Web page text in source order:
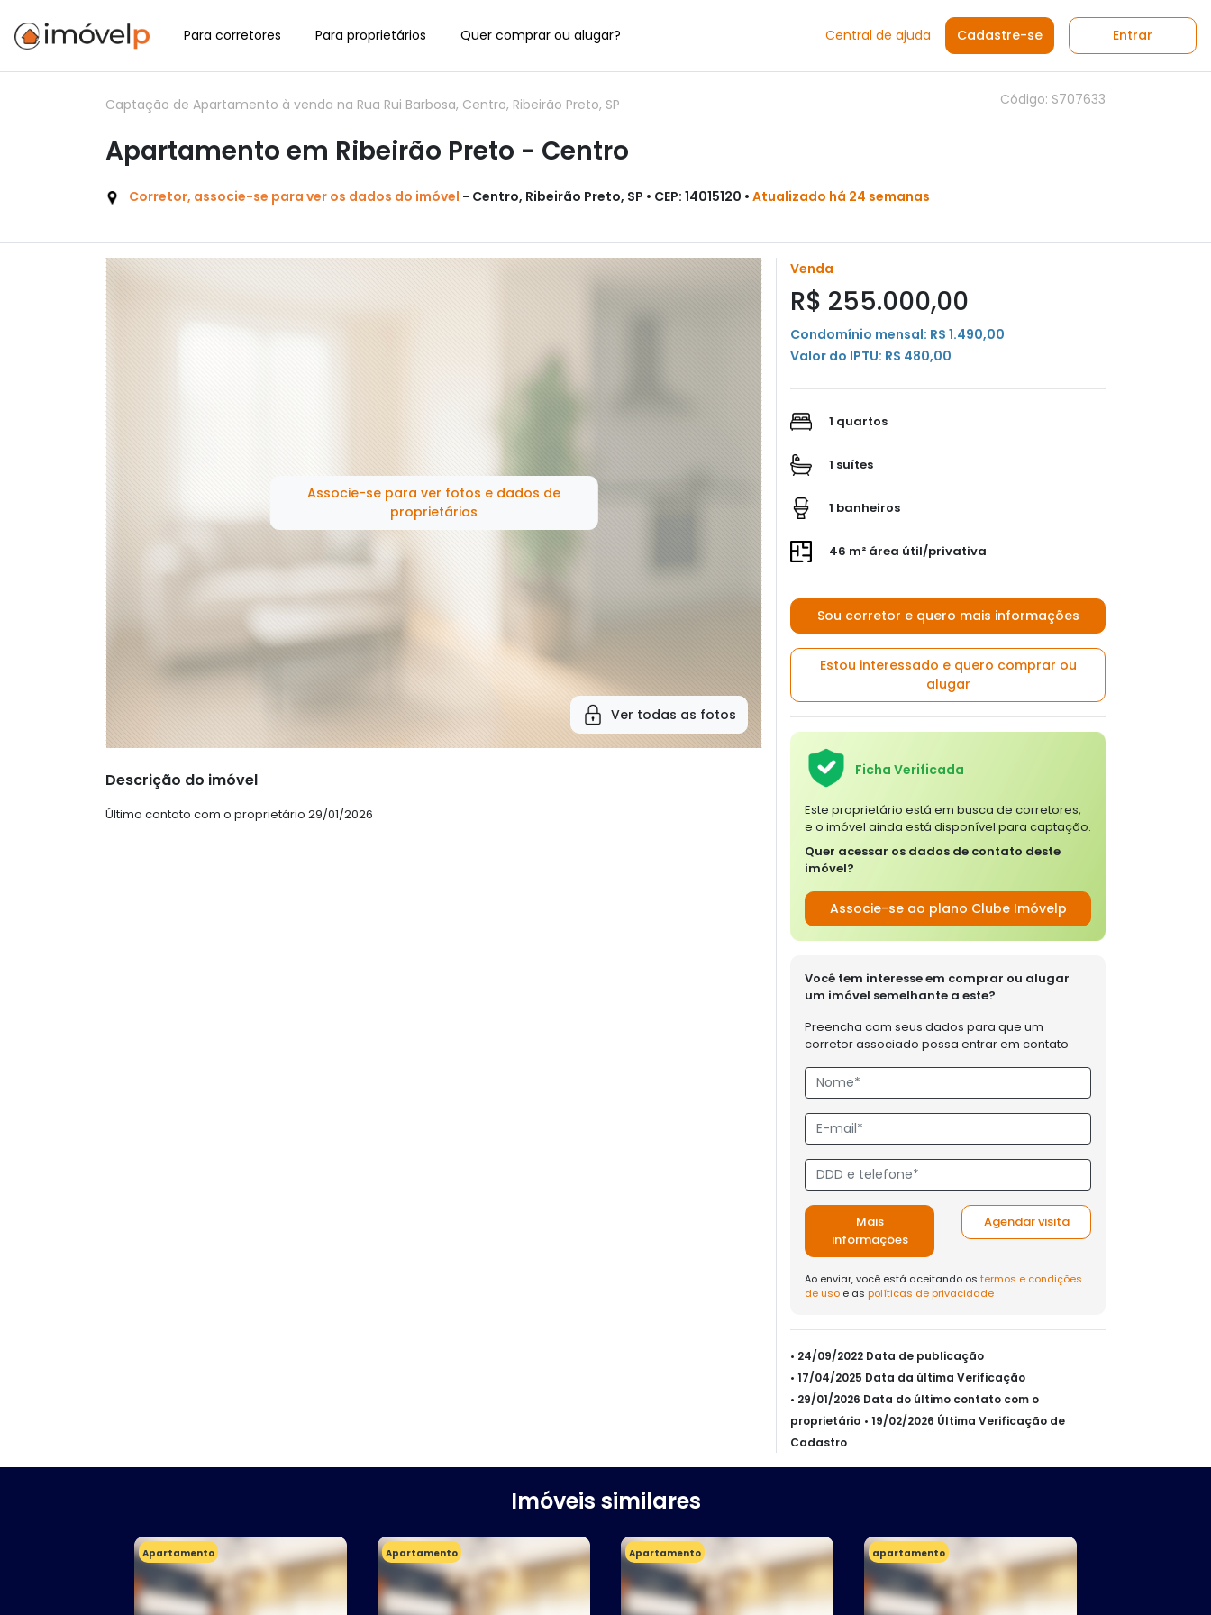
Para corretores Para proprietários Quer comprar ou alugar? Central de ajuda Cadastre-se Entrar
Captação de Apartamento à venda na Rua Rui Barbosa, Centro, Ribeirão Preto, SP Código: S707633
Apartamento em Ribeirão Preto - Centro
Corretor, associe-se para ver os dados do imóvel - Centro, Ribeirão Preto, SP • CEP: 14015120 • Atualizado há 24 semanas
Associe-se para ver fotos e dados de
proprietários
Ver todas as fotos
Descrição do imóvel
Último contato com o proprietário 29/01/2026
Venda
R$ 255.000,00
Condomínio mensal: R$ 1.490,00
Valor do IPTU: R$ 480,00
1 quartos
1 suítes
1 banheiros
46 m² área útil/privativa
Sou corretor e quero mais informações
Estou interessado e quero comprar ou
alugar
Ficha Verificada
Este proprietário está em busca de corretores,
e o imóvel ainda está disponível para captação.
Quer acessar os dados de contato deste
imóvel?
Associe-se ao plano Clube Imóvelp
Você tem interesse em comprar ou alugar
um imóvel semelhante a este?
Preencha com seus dados para que um
corretor associado possa entrar em contato
Mais
informações
Agendar visita
Ao enviar, você está aceitando os termos e condições
de uso e as políticas de privacidade
• 24/09/2022 Data de publicação
• 17/04/2025 Data da última Verificação
• 29/01/2026 Data do último contato com o
proprietário • 19/02/2026 Última Verificação de
Cadastro
Imóveis similares
Apartamento Apartamento Apartamento apartamento